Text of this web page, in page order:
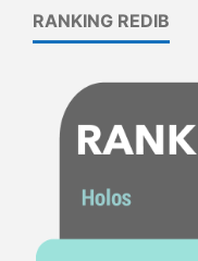
RANKING REDIB